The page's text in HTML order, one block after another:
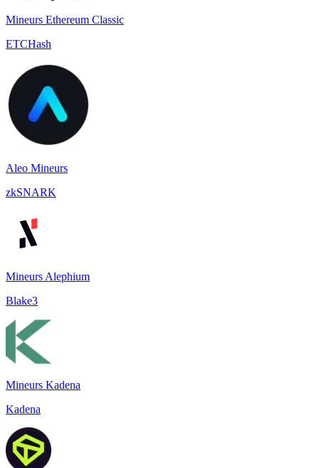
Mineurs Ethereum Classic
ETCHash
Aleo Mineurs
zkSNARK
Mineurs Alephium
Blake3
Mineurs Kadena
Kadena